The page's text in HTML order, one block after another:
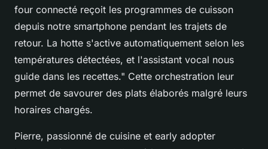
four connecté reçoit les programmes de cuisson
depuis notre smartphone pendant les trajets de
retour. La hotte s'active automatiquement selon les
températures détectées, et l'assistant vocal nous
guide dans les recettes." Cette orchestration leur
permet de savourer des plats élaborés malgré leurs
horaires chargés.
Pierre, passionné de cuisine et early adopter